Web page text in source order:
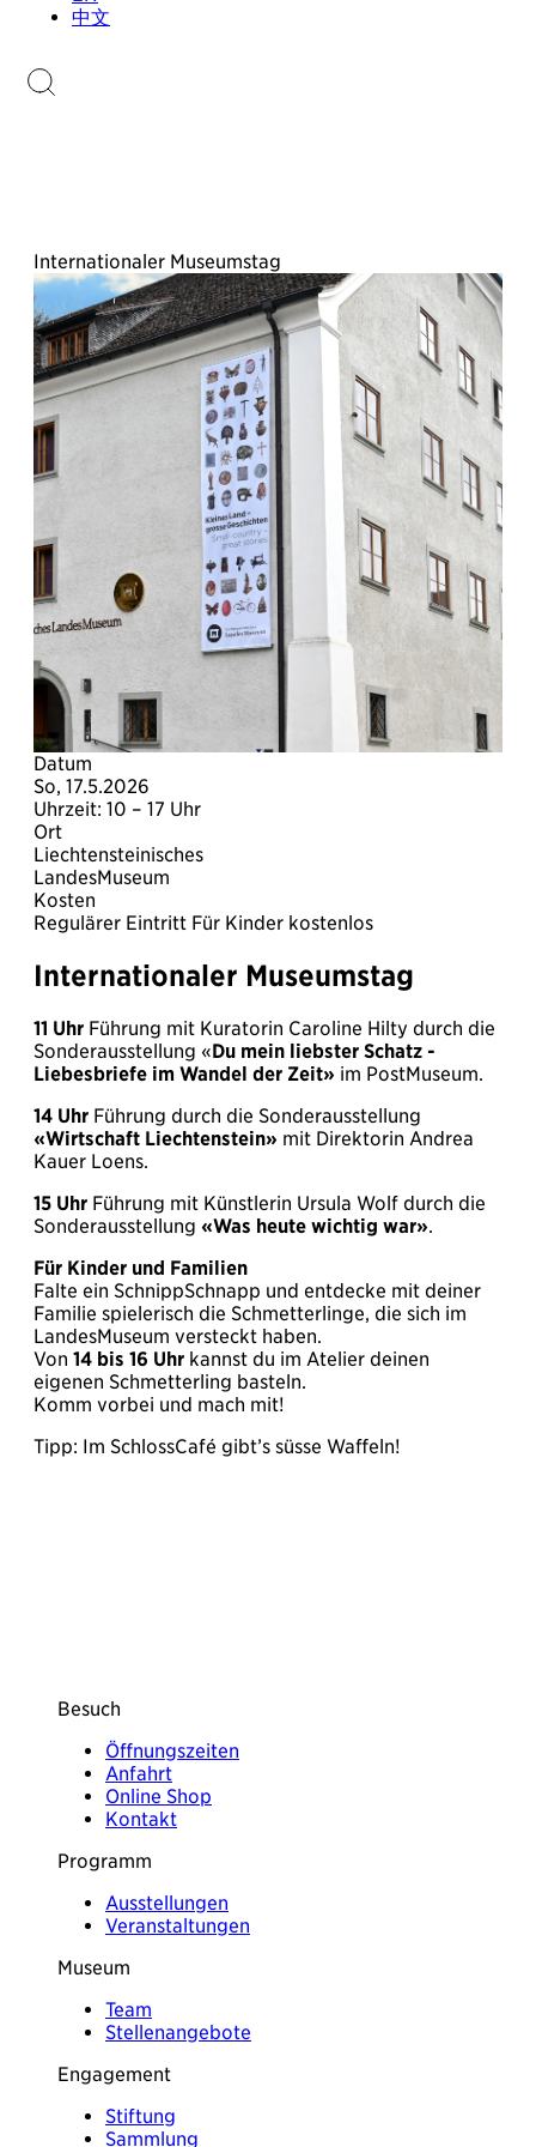
中文
Internationaler Museumstag
Datum
So, 17.5.2026
Uhrzeit: 10 – 17 Uhr
Ort
Liechtensteinisches
LandesMuseum
Kosten
Regulärer Eintritt Für Kinder kostenlos
Internationaler Museumstag
11 Uhr Führung mit Kuratorin Caroline Hilty durch die
Sonderausstellung «Du mein liebster Schatz -
Liebesbriefe im Wandel der Zeit» im PostMuseum.
14 Uhr Führung durch die Sonderausstellung
«Wirtschaft Liechtenstein» mit Direktorin Andrea
Kauer Loens.
15 Uhr Führung mit Künstlerin Ursula Wolf durch die
Sonderausstellung «Was heute wichtig war».
Für Kinder und Familien
Falte ein SchnippSchnapp und entdecke mit deiner
Familie spielerisch die Schmetterlinge, die sich im
LandesMuseum versteckt haben.
Von 14 bis 16 Uhr kannst du im Atelier deinen
eigenen Schmetterling basteln.
Komm vorbei und mach mit!
Tipp: Im SchlossCafé gibt’s süsse Waffeln!
Besuch
Öffnungszeiten
Anfahrt
Online Shop
Kontakt
Programm
Ausstellungen
Veranstaltungen
Museum
Team
Stellenangebote
Engagement
Stiftung
Sammlung